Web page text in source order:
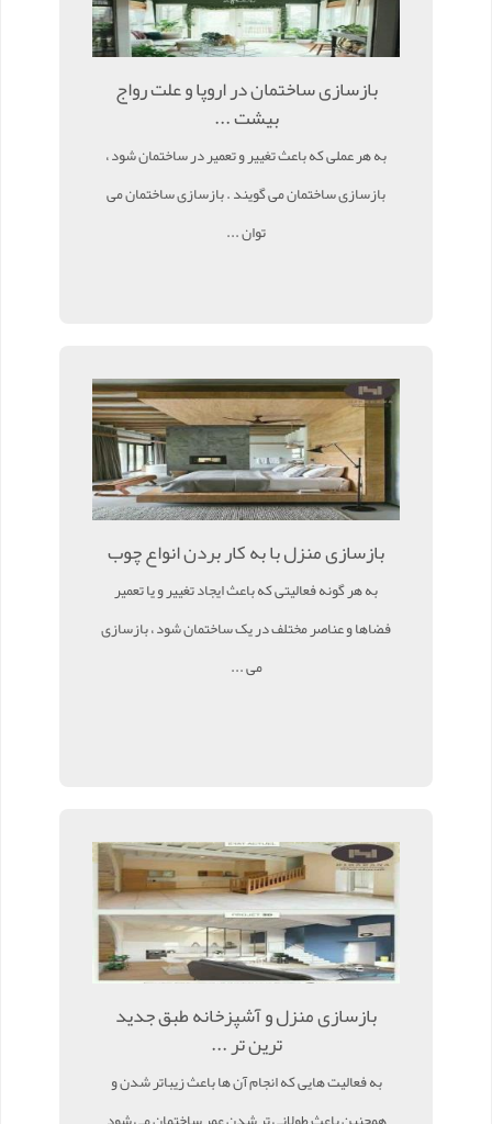
بازسازی ساختمان در اروپا و علت رواج
بیشت ...
به هر عملی که باعث تغییر و تعمیر در ساختمان شود ،
بازسازی ساختمان می گویند . بازسازی ساختمان می
توان ...
بازسازی منزل با به کار بردن انواع چوب
به هر گونه فعالیتی که باعث ایجاد تغییر و یا تعمیر
فضاها و عناصر مختلف در یک ساختمان شود ، بازسازی
می ...
بازسازی منزل و آشپزخانه طبق جدید
ترین تر ...
به فعالیت هایی که انجام آن ها باعث زیباتر شدن و